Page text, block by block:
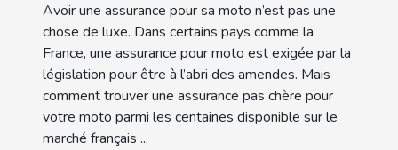
Avoir une assurance pour sa moto n’est pas une
chose de luxe. Dans certains pays comme la
France, une assurance pour moto est exigée par la
législation pour être à l’abri des amendes. Mais
comment trouver une assurance pas chère pour
votre moto parmi les centaines disponible sur le
marché français ...